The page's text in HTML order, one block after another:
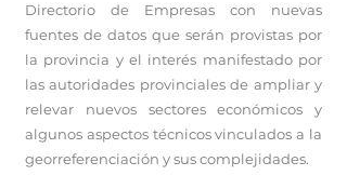
Directorio de Empresas con nuevas
fuentes de datos que serán provistas por
la provincia y el interés manifestado por
las autoridades provinciales de ampliar y
relevar nuevos sectores económicos y
algunos aspectos técnicos vinculados a la
georreferenciación y sus complejidades.